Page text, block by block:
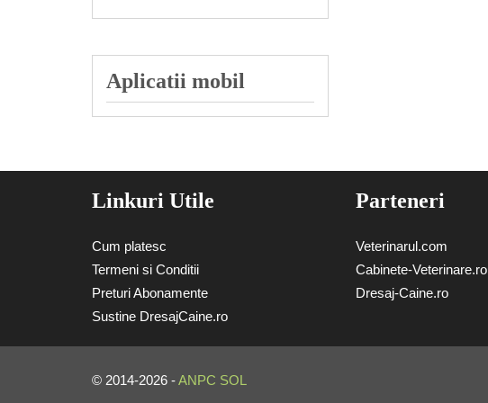
Aplicatii mobil
Linkuri Utile
Cum platesc
Termeni si Conditii
Preturi Abonamente
Sustine DresajCaine.ro
Parteneri
Veterinarul.com
Cabinete-Veterinare.ro
Dresaj-Caine.ro
© 2014-2026 -ANPC SOL